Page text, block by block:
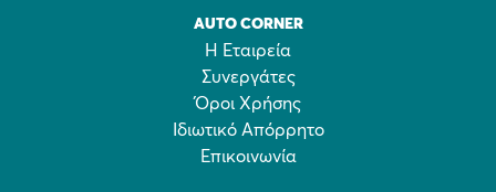
AUTO CORNER
Η Εταιρεία
Συνεργάτες
Όροι Χρήσης
Ιδιωτικό Απόρρητο
Επικοινωνία